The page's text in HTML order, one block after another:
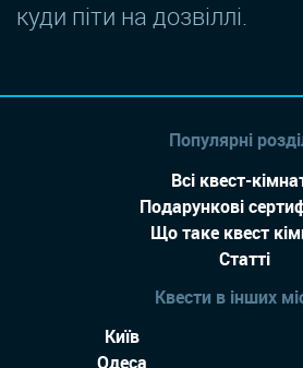
куди піти на дозвіллі.
Популярні
Всі квест-
Подарункові
Що таке квест
Статті
Квести в інших
Київ
Одеса